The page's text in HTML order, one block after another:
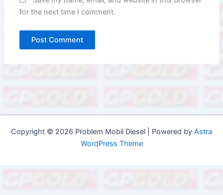
for the next time I comment.
Copyright © 2026 Problem Mobil Diesel | Powered by Astra
WordPress Theme